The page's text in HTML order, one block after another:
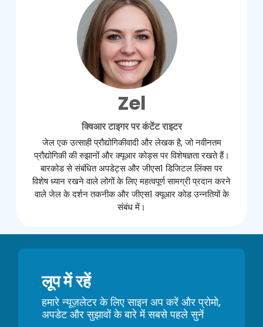
Zel
क्विआर टाइगर पर कंटेंट राइटर
जेल एक उत्साही प्रौद्योगिकीवादी और लेखक है, जो नवीनतम
प्रौद्योगिकी की रुझानों और क्यूआर कोड्स पर विशेषज्ञता रखते हैं।
बारकोड से संबंधित अपडेट्स और जीएस1 डिजिटल लिंक्स पर
विशेष ध्यान रखने वाले लोगों के लिए महत्वपूर्ण सामग्री प्रदान करने
वाले जेल के दर्शन तकनीक और जीएस1 क्यूआर कोड उन्नतियों के
संबंध में।
लूप में रहें
हमारे न्यूज़लेटर के लिए साइन अप करें और प्रोमो,
अपडेट और सुझावों के बारे में सबसे पहले सुनें